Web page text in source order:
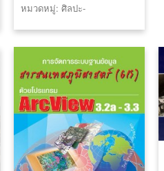
หมวดหมู่: ศิลปะ-